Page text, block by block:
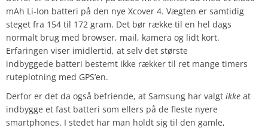
mAh Li-Ion batteri på den nye Xcover 4. Vægten er samtidig
steget fra 154 til 172 gram. Det bør række til en hel dags
normalt brug med browser, mail, kamera og lidt kort.
Erfaringen viser imidlertid, at selv det største
indbyggede batteri bestemt ikke rækker til ret mange timers
ruteplotning med GPS’en.
Derfor er det da også befriende, at Samsung har valgt ikke at
indbygge et fast batteri som ellers på de fleste nyere
smartphones. I stedet har man holdt sig til den gamle,